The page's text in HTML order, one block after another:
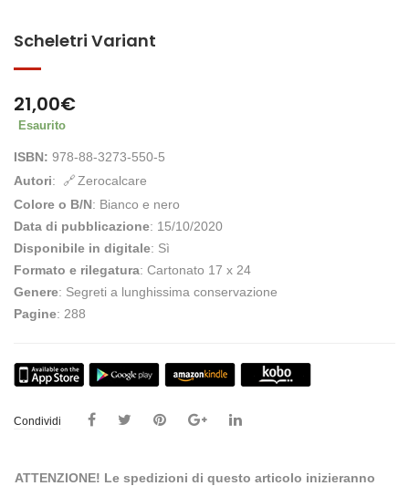
Scheletri Variant
21,00€
Esaurito
ISBN: 978-88-3273-550-5
Autori:
Zerocalcare
Colore o B/N: Bianco e nero
Data di pubblicazione: 15/10/2020
Disponibile in digitale: Sì
Formato e rilegatura: Cartonato 17 x 24
Genere: Segreti a lunghissima conservazione
Pagine: 288
Condividi
ATTENZIONE! Le spedizioni di questo articolo inizieranno